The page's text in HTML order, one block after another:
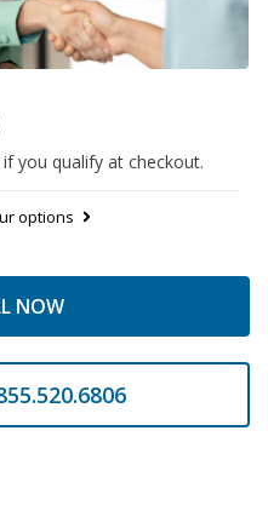
if you qualify at checkout.
options
NOW